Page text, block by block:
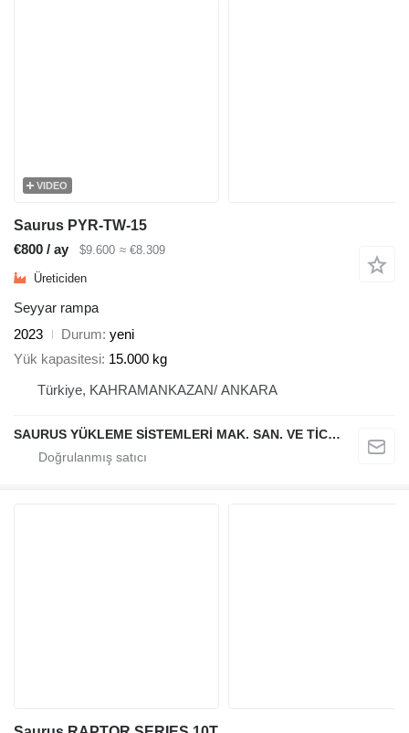
VIDEO
Saurus PYR-TW-15
€800 / ay
$9.600 ≈ €8.309
Üreticiden
Seyyar rampa
2023
Durum yeni
Yük kapasitesi 15.000 kg
Türkiye, KAHRAMANKAZAN/ ANKARA
SAURUS YÜKLEME SİSTEMLERİ MAK. SAN. VE TİC. LTD. ŞTİ.